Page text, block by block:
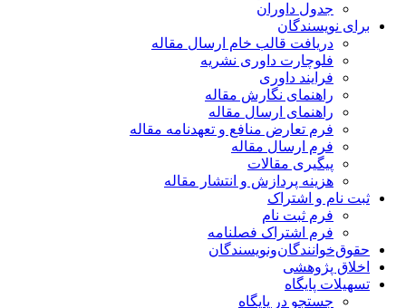
جدول داوران
برای نویسندگان
دریافت قالب خام ارسال مقاله
فلوچارت داوری نشریه
فرایند داوری
راهنمای نگارش مقاله
راهنمای ارسال مقاله
فرم تعارض منافع و تعهدنامه مقاله
فرم ارسال مقاله
پیگیری مقالات
هزینه پردازش و انتشار مقاله
ثبت نام و اشتراک
فرم ثبت نام
فرم اشتراک فصلنامه
حقوق‌خوانندگان‌و‌نویسندگان
اخلاق پژوهشی
تسهیلات پایگاه
جستجو در پایگاه